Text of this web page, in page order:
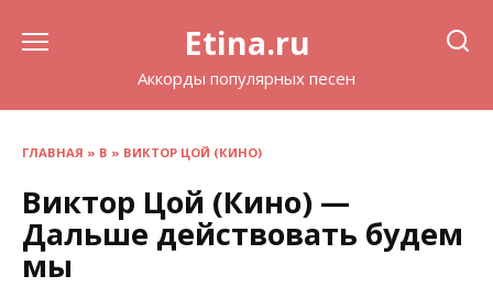
Etina.ru
Аккорды популярных песен
ГЛАВНАЯ » В » ВИКТОР ЦОЙ (КИНО)
Виктор Цой (Кино) —
Дальше действовать будем
мы